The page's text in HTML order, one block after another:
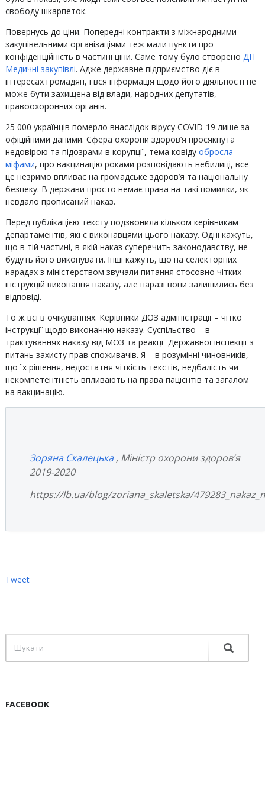
свободу шкарпеток.
Повернусь до ціни. Попередні контракти з міжнародними
закупівельними організаціями теж мали пункти про
конфіденційність в частині ціни. Саме тому було створено ДП
Медичні закупівлі. Адже державне підприємство діє в
інтересах громадян, і вся інформація щодо його діяльності не
може бути захищена від влади, народних депутатів,
правоохоронних органів.
25 000 українців померло внаслідок вірусу COVID-19 лише за
офіційними даними. Сфера охорони здоров’я просякнута
недовірою та підозрами в корупції, тема ковіду обросла
міфами, про вакцинацію роками розповідають небилиці, все
це незримо впливає на громадське здоров’я та національну
безпеку. В держави просто немає права на такі помилки, як
невдало прописаний наказ.
Перед публікацією тексту подзвонила кільком керівникам
департаментів, які є виконавцями цього наказу. Одні кажуть,
що в тій частині, в якій наказ суперечить законодавству, не
будуть його виконувати. Інші кажуть, що на селекторних
нарадах з міністерством звучали питання стосовно чітких
інструкцій виконання наказу, але наразі вони залишились без
відповіді.
То ж всі в очікуваннях. Керівники ДОЗ адміністрації – чіткої
інструкції щодо виконанню наказу. Суспільство – в
трактуваннях наказу від МОЗ та реакції Державної інспекції з
питань захисту прав споживачів. Я – в розумінні чиновників,
що їх рішення, недостатня чіткість текстів, недбалість чи
некомпетентність впливають на права пацієнтів та загалом
на вакцинацію.
Зоряна Скалецька, Міністр охорони здоров’я
2019-2020
https://lb.ua/blog/zoriana_skaletska/
Tweet
FACEBOOK